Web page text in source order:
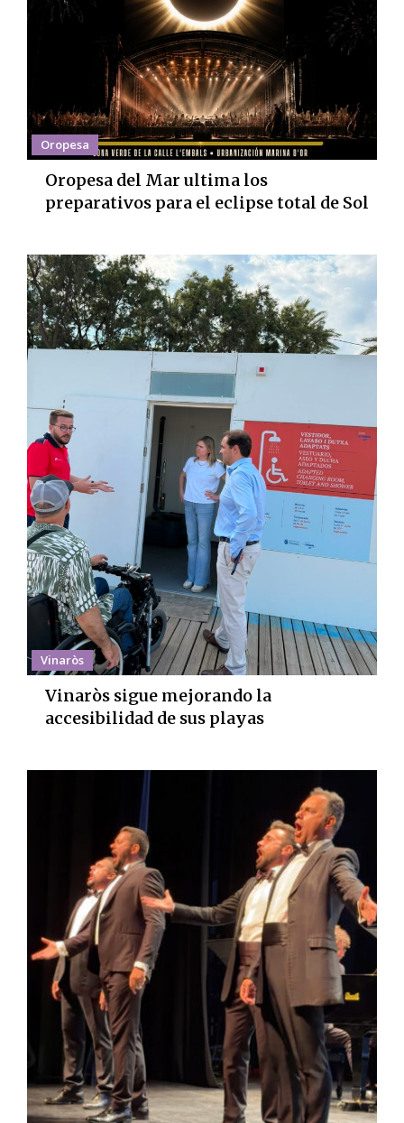
Oropesa
Oropesa del Mar ultima los
preparativos para el eclipse total de Sol
Vinaròs
Vinaròs sigue mejorando la
accesibilidad de sus playas